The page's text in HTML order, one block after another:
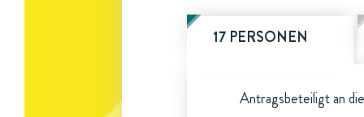
17 PERSONEN
Antragsbeteiligt an